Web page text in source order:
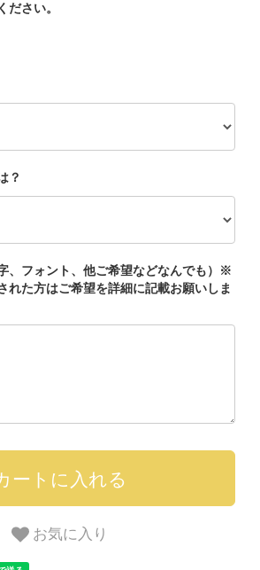
ださい。
？
、フォント、他ご希望などなんでも）※
れた方はご希望を詳細に記載お願いしま
お気に入り